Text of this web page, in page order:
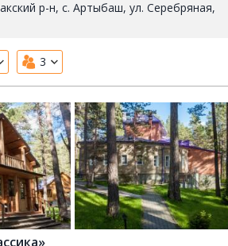
р-н, с. Артыбаш, ул. Серебряная,
3